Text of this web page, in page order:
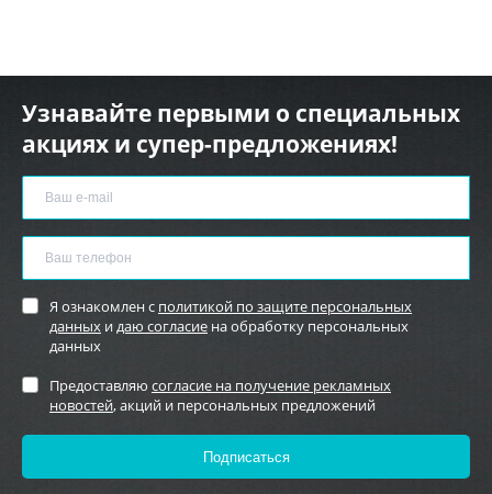
Узнавайте первыми о специальных
акциях и супер-предложениях!
Я ознакомлен с политикой по защите персональных
данных идаю согласие на обработку персональных
данных
Предоставляю согласие на получение рекламных
новостей, акций и персональных предложений